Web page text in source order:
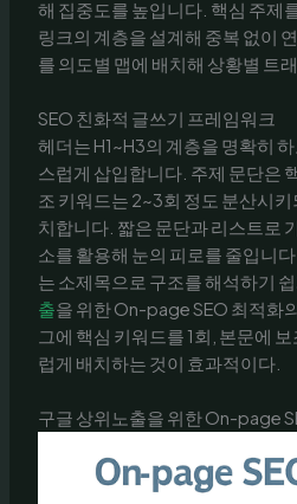
해 집중도를 높입니다. 핵심 주제
링크의 계층을 설계해 중복 없이
를 의도별 맵에 배치해 상황별 트
SEO 친화적 글쓰기 프레임워크
헤더는 H1~H3의 계층을 명확히
스럽게 삽입합니다. 주제 문단은
조 키워드는 2~3회 정도 분산시키
치합니다. 짧은 문단과 리스트로
소를 활용해 눈의 피로를 줄입니
는 소제목으로 구조를 해석하기
출을 위한 On-page SEO 최적화
그에 핵심 키워드를 1회, 본문에
럽게 배치하는 것이 효과적이다.
구글 상위노출을 위한 On-page